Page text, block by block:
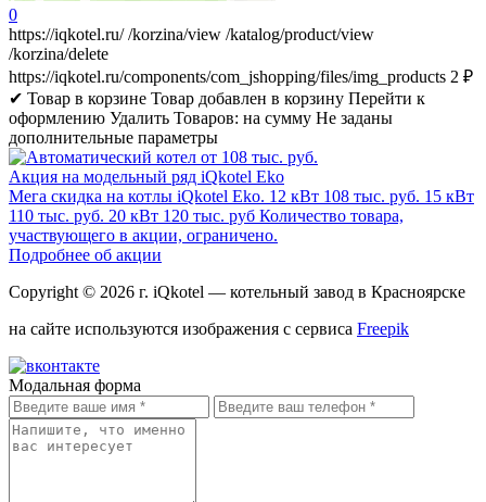
0
https://iqkotel.ru/ /korzina/view /katalog/product/view
/korzina/delete
https://iqkotel.ru/components/com_jshopping/files/img_products 2 ₽
✔ Товар в корзине Товар добавлен в корзину Перейти к
оформлению Удалить Товаров: на сумму Не заданы
дополнительные параметры
Акция на модельный ряд iQkotel Eko
Мега скидка на котлы iQkotel Eko. 12 кВт 108 тыс. руб. 15 кВт
110 тыс. руб. 20 кВт 120 тыс. руб Количество товара,
участвующего в акции, ограничено.
Подробнее об акции
Copyright © 2026 г. iQkotel — котельный завод в Красноярске
на сайте используются изображения с сервиса Freepik
Модальная форма